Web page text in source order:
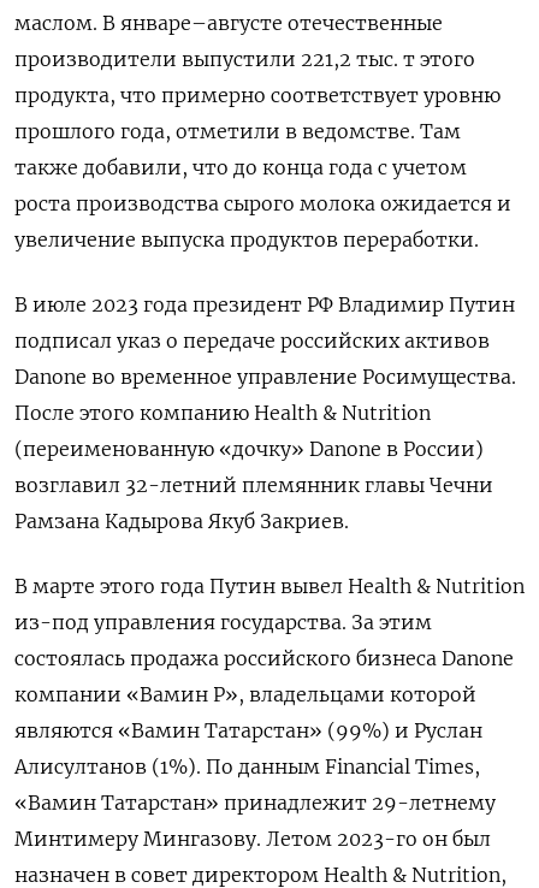
маслом. В январе–августе отечественные
производители выпустили 221,2 тыс. т этого
продукта, что примерно соответствует уровню
прошлого года, отметили в ведомстве. Там
также добавили, что до конца года с учетом
роста производства сырого молока ожидается и
увеличение выпуска продуктов переработки.
В июле 2023 года президент РФ Владимир Путин
подписал указ о передаче российских активов
Danone во временное управление Росимущества.
После этого компанию Health & Nutrition
(переименованную «дочку» Danone в России)
возглавил 32-летний племянник главы Чечни
Рамзана Кадырова Якуб Закриев.
В марте этого года Путин вывел Health & Nutrition
из-под управления государства. За этим
состоялась продажа российского бизнеса Danone
компании «Вамин Р», владельцами которой
являются «Вамин Татарстан» (99%) и Руслан
Алисултанов (1%). По данным Financial Times,
«Вамин Татарстан» принадлежит 29-летнему
Минтимеру Мингазову. Летом 2023-го он был
назначен в совет директором Health & Nutrition,